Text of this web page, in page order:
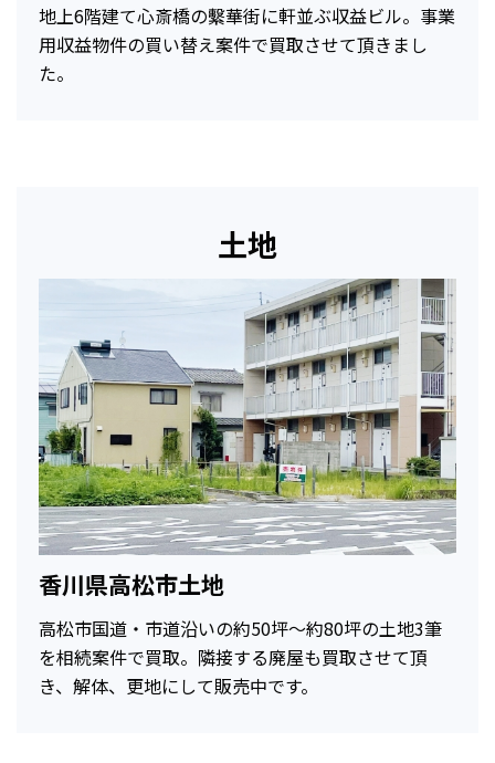
地上6階建て心斎橋の繫華街に軒並ぶ収益ビル。事業
用収益物件の買い替え案件で買取させて頂きまし
た。
土地
香川県高松市土地
高松市国道・市道沿いの約50坪～約80坪の土地3筆
を相続案件で買取。隣接する廃屋も買取させて頂
き、解体、更地にして販売中です。